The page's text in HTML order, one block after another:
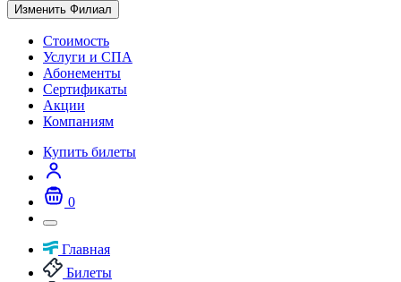
Изменить Филиал
Стоимость
Услуги и СПА
Абонементы
Сертификаты
Акции
Компаниям
Купить билеты
0
Главная
Билеты